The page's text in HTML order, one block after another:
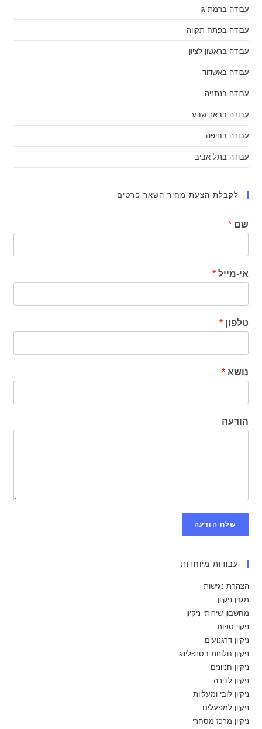
עבודה ברמת גן
עבודה בפתח תקווה
עבודה בראשון לציון
עבודה באשדוד
עבודה בנתניה
עבודה בבאר שבע
עבודה בחיפה
עבודה בתל אביב
לקבלת הצעת מחיר השאר פרטים
שם*
אי-מייל*
טלפון*
נושא*
הודעה
שלח הודעה
עבודות מיוחדות
הצהרת נגישות
מגזין ניקיון
מחשבון שירותי ניקיון
ניקוי ספות
ניקיון דרגנועים
ניקיון חלונות בסנפלינג
ניקיון חניונים
ניקיון לדירה
ניקיון לובי ומעליות
ניקיון למפעלים
ניקיון מרכז מסחרי